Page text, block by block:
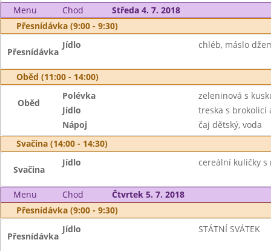
Menu Chod
Středa 4. 7. 2018
Přesnídávka (9:00 - 9:30)
Přesnídávka
Jídlo chléb, máslo
Oběd (11:00 - 14:00)
Oběd
Polévka
zeleninová s
Jídlo
treska s brokolicí
Nápoj
čaj dětský, voda
Svačina (14:00 - 14:30)
Svačina
Jídlo cereální kuličky s
Menu Chod
Čtvrtek 5. 7. 2018
Přesnídávka (9:00 - 9:30)
Přesnídávka
Jídlo STÁTNÍ SVÁTEK